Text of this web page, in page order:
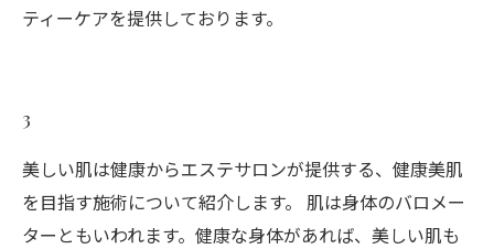
ティーケアを提供しております。
3
美しい肌は健康からエステサロンが提供する、健康美肌
を目指す施術について紹介します。 肌は身体のバロメー
ターともいわれます。健康な身体があれば、美しい肌も